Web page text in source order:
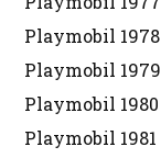
Playmobil 1978
Playmobil 1979
Playmobil 1980
Playmobil 1981